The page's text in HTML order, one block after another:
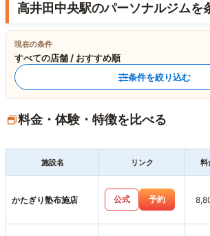
高井田中央駅のパーソナルジムを
現在の条件
すべての店舗 / おすすめ順
条件を絞り込む
料金・体験・特徴を比べる
施設名 リンク 料
かたぎり塾布施店 公式 予約